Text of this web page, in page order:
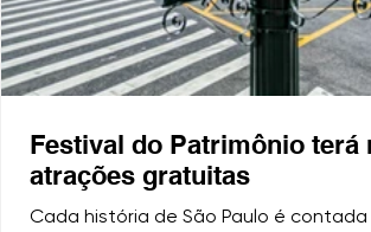
Festival do Patrimônio terá
atrações gratuitas
Cada história de São Paulo é